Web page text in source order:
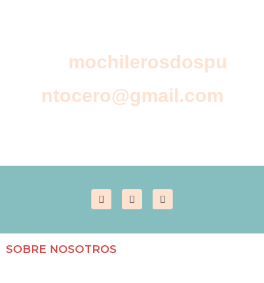
mochilerosdospu
ntocero@gmail.com
SOBRE NOSOTROS